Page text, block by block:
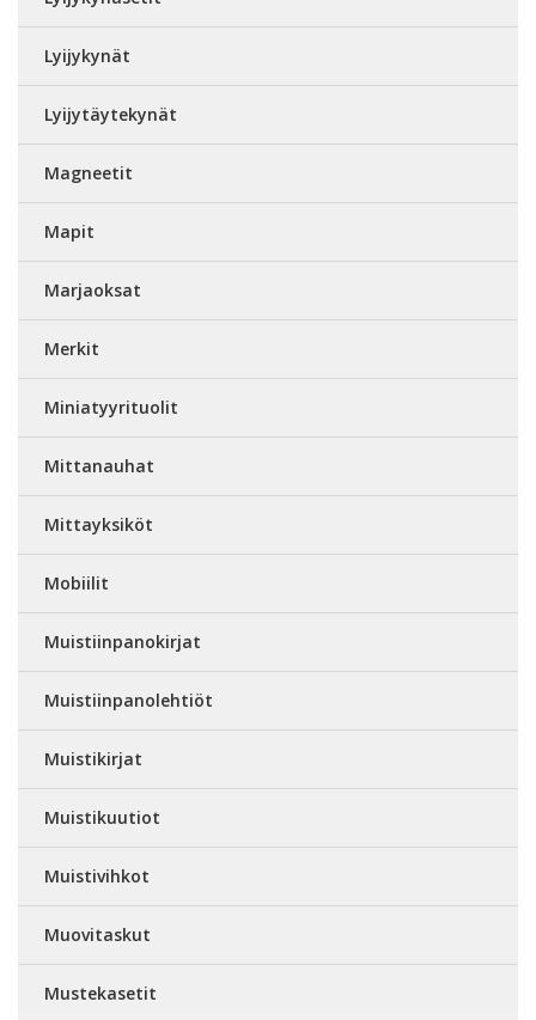
Lyijykynät
Lyijytäytekynät
Magneetit
Mapit
Marjaoksat
Merkit
Miniatyyrituolit
Mittanauhat
Mittayksiköt
Mobiilit
Muistiinpanokirjat
Muistiinpanolehtiöt
Muistikirjat
Muistikuutiot
Muistivihkot
Muovitaskut
Mustekasetit